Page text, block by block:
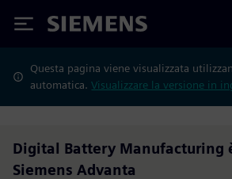
Siemens
Questa pagina viene visualizzata
automatica.Visualizzare la versione in
Digital Battery Manufacturing
Siemens Advanta